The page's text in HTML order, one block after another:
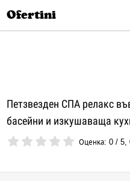
Ofertini
Петзвезден СПА релакс
басейни и изкушаваща
Оценка:0 /5,